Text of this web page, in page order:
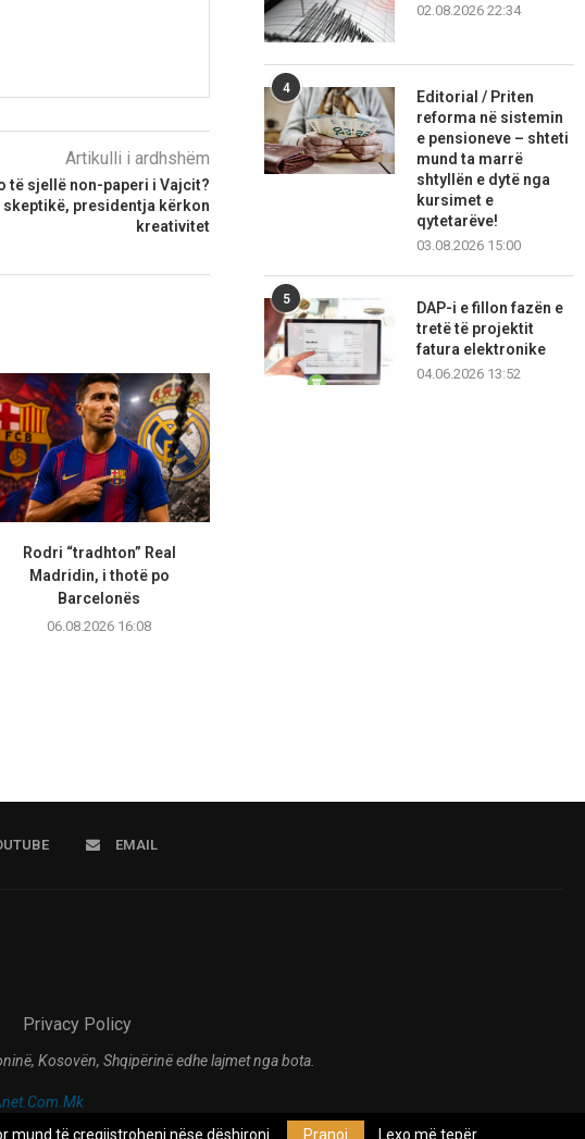
Artikulli i ardhshëm
të sjellë non-paperi i Vajcit?
skeptikë, presidentja kërkon
kreativitet
Rodri “tradhton” Real
Madridin, i thotë po
Barcelonës
06.08.2026 16:08
02.08.2026 22:34
4
Editorial / Priten
reforma në sistemin
e pensioneve – shteti
mund ta marrë
shtyllën e dytë nga
kursimet e
qytetarëve!
03.08.2026 15:00
5
DAP-i e fillon fazën e
tretë të projektit
fatura elektronike
04.06.2026 13:52
EMAIL
Privacy Policy
Kosovën, Shqipërinë edhe lajmet nga bota.
mund të çregjistroheni nëse dëshironi.
Pranoj Lexo më tepër